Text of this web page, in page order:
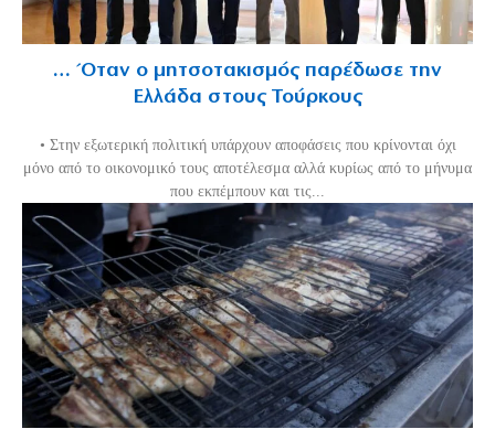
… Όταν ο μητσοτακισμός παρέδωσε την
Ελλάδα στους Τούρκους
• Στην εξωτερική πολιτική υπάρχουν αποφάσεις που κρίνονται όχι
μόνο από το οικονομικό τους αποτέλεσμα αλλά κυρίως από το μήνυμα
που εκπέμπουν και τις...